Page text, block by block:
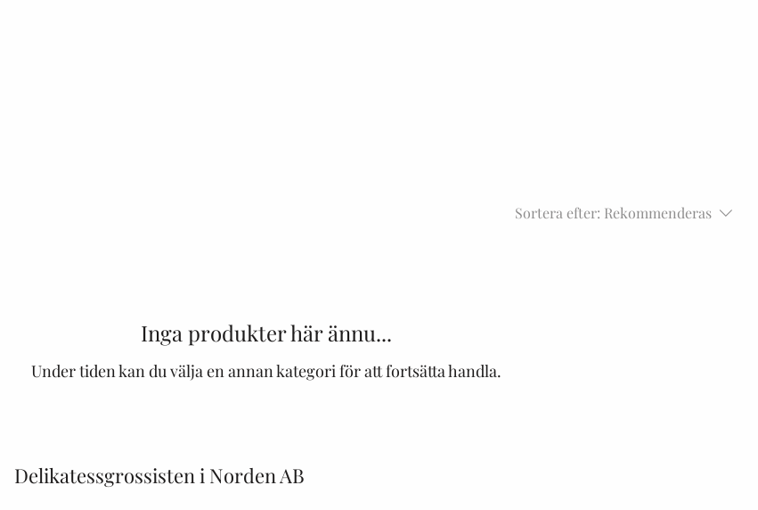
Sortera efter: Rekommenderas
Inga produkter här ännu...
Under tiden kan du välja en annan kategori för att fortsätta handla.
Delikatessgrossisten i Norden AB